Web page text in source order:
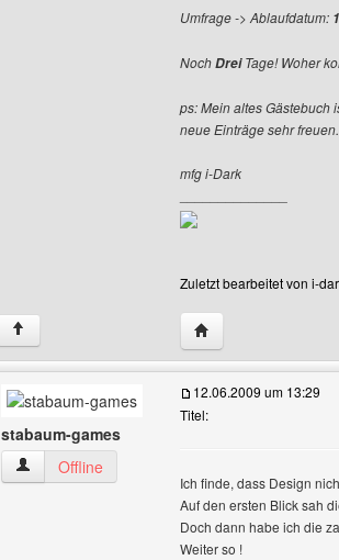
Umfrage -> Ablaufdatum:
NochDreiTage! Woher
ps: Mein altes Gästebuch
neue Einträge sehr freuen.
mfg i-Dark
Zuletzt bearbeitet von i-
↑ Website dieses
stabaum-games
stabaum-games Benutzer-Profile anzeigen
Offline
12.06.2009 um 13:29
Titel:
Ich finde, dass Design
Auf den ersten Blick sah
Doch dann habe ich die
Weiter so !